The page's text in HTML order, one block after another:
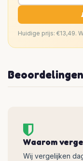
Huidige prijs: €13,49.
Beoordelingen
Waarom
Wij vergelijken